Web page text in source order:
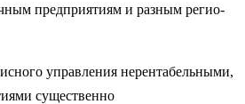
предприятиям и разным регио­
управления нерентабельными,
существенно